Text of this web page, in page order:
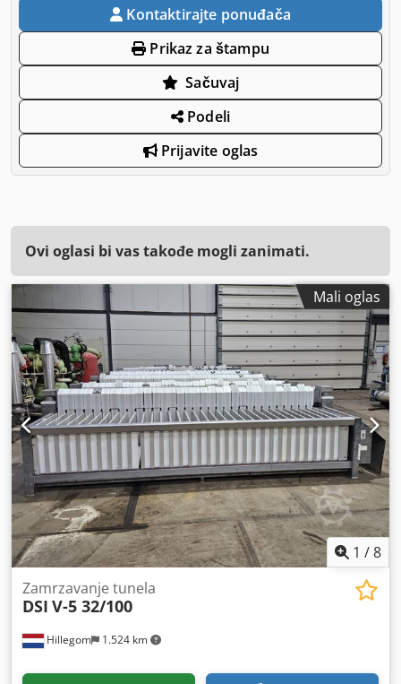
Kontaktirajte ponuđača
Prikaz za štampu
Sačuvaj
Podeli
Prijavite oglas
Ovi oglasi bi vas takođe mogli zanimati.
Mali oglas
1 /8
Hillegom 1.524 km
Zamrzavanje tunela
DSI V-5 32/100